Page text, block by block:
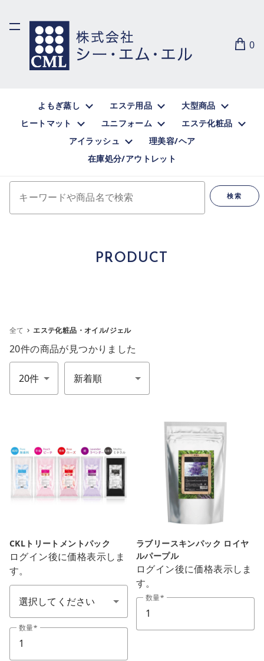
0
よもぎ蒸し エステ用品
大型商品
ヒートマット
ユニフォーム
エステ化粧品
アイラッシュ
理美容/ヘア
在庫処分/アウトレット
検索
PRODUCT
全て エステ化粧品・オイル/ジェル
20件の商品が見つかりました
件数 並び順
CKLトリートメントパック
ログイン後に価格表示しま
す。
コスメ
数量
ラブリースキンパック ロイヤ
ルパープル
ログイン後に価格表示しま
す。
数量